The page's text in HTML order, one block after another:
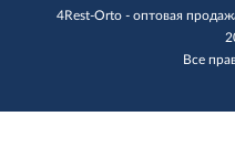
4Rest-Orto - оптовая
Все